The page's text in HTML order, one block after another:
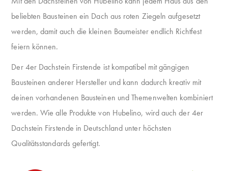
beliebten Bausteinen ein Dach aus roten Ziegeln aufgesetzt
werden, damit auch die kleinen Baumeister endlich Richtfest
feiern können.
Der 4er Dachstein Firstende ist kompatibel mit gängigen
Bausteinen anderer Hersteller und kann dadurch kreativ mit
deinen vorhandenen Bausteinen und Themenwelten kombiniert
werden. Wie alle Produkte von Hubelino, wird auch der 4er
Dachstein Firstende in Deutschland unter höchsten
Qualitätsstandards gefertigt.